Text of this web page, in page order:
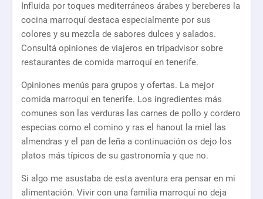
Influida por toques mediterráneos árabes y bereberes la
cocina marroquí destaca especialmente por sus
colores y su mezcla de sabores dulces y salados.
Consultá opiniones de viajeros en tripadvisor sobre
restaurantes de comida marroquí en tenerife.
Opiniones menús para grupos y ofertas. La mejor
comida marroquí en tenerife. Los ingredientes más
comunes son las verduras las carnes de pollo y cordero
especias como el comino y ras el hanout la miel las
almendras y el pan de leña a continuación os dejo los
platos más típicos de su gastronomía y que no.
Si algo me asustaba de esta aventura era pensar en mi
alimentación. Vivir con una familia marroquí no deja